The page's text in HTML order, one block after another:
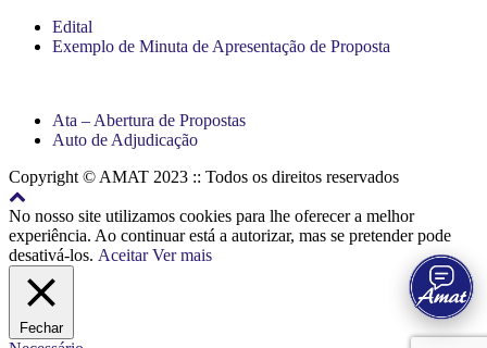
Edital
Exemplo de Minuta de Apresentação de Proposta
Ata – Abertura de Propostas
Auto de Adjudicação
Copyright © AMAT 2023 :: Todos os direitos reservados
to
top
No nosso site utilizamos cookies para lhe oferecer a melhor
experiência. Ao continuar está a autorizar, mas se pretender pode
desativá-los. Aceitar Ver mais
Fechar